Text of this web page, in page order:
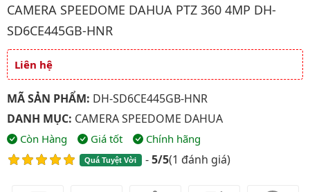
CAMERA SPEEDOME DAHUA PTZ 360 4MP DH-
SD6CE445GB-HNR
Giá và khuyến mãi
Liên hệ
MÃ SẢN PHẨM: DH-SD6CE445GB-HNR
DANH MỤC: CAMERA SPEEDOME DAHUA
Còn Hàng Giá tốt Chính hãng
Quá Tuyệt Vời -5/5(1 đánh giá)